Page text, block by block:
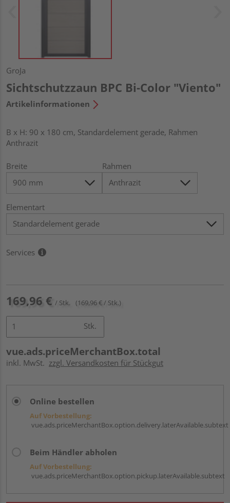
GroJa
Sichtschutzzaun BPC Bi-Color "Viento"
Artikelinformationen
B x H: 90 x 180 cm, Standardelement gerade, Rahmen
Anthrazit
Breite Rahmen
Elementart
Services
169,96 € / Stk. (169,96 € / Stk.)
Stk.
vue.ads.priceMerchantBox.total
inkl. MwSt. zzgl. Versandkosten für Stückgut
Online bestellen
Auf Vorbestellung:
vue.ads.priceMerchantBox.option.delivery.laterAvailable.subtext
Beim Händler abholen
Auf Vorbestellung:
vue.ads.priceMerchantBox.option.pickup.laterAvailable.subtext